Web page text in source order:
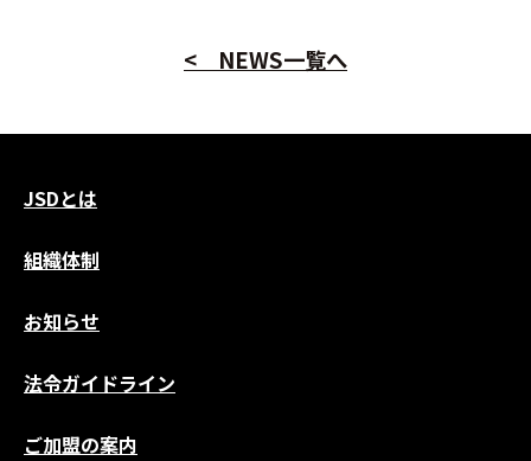
< NEWS一覧へ
JSDとは
組織体制
お知らせ
法令ガイドライン
ご加盟の案内